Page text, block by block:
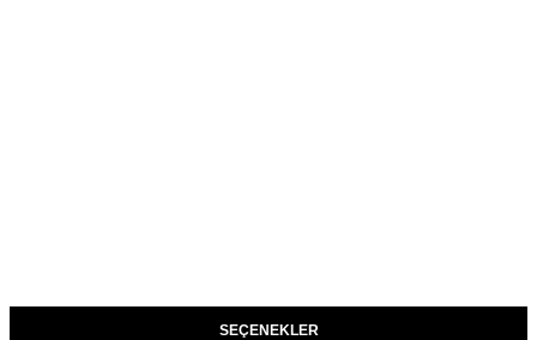
SEÇENEKLER